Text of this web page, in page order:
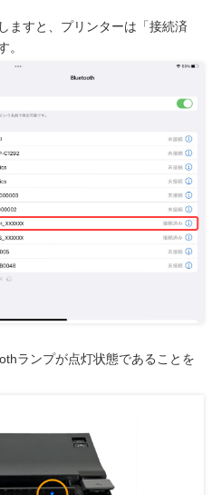
ますと、プリンターは「接続済
。
ランプが点灯状態であることを